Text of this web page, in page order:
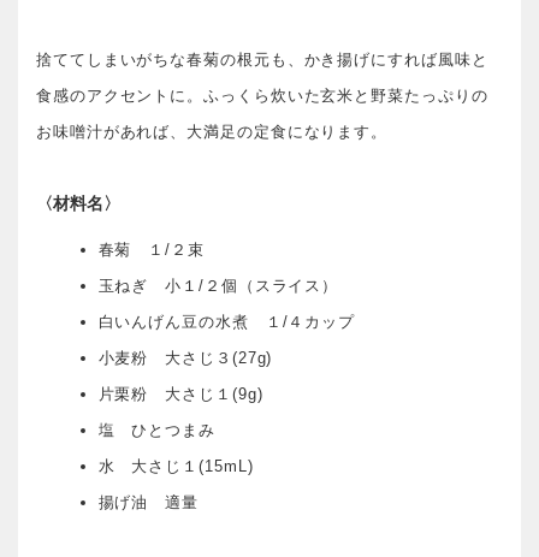
捨ててしまいがちな春菊の根元も、かき揚げにすれば風味と
食感のアクセントに。ふっくら炊いた玄米と野菜たっぷりの
お味噌汁があれば、大満足の定食になります。
〈材料名〉
春菊 １/２束
玉ねぎ 小１/２個（スライス）
白いんげん豆の水煮 １/４カップ
小麦粉 大さじ３(27g)
片栗粉 大さじ１(9g)
塩 ひとつまみ
水 大さじ１(15mL)
揚げ油 適量